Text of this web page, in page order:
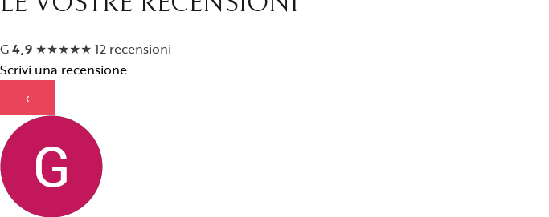
G4,9 ★★★★★ 12 recensioni
Scrivi una recensione
‹